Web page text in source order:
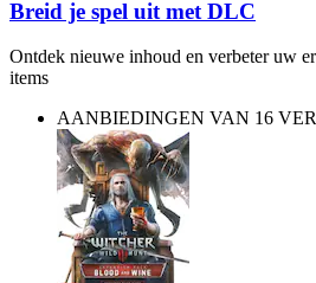
Breid je spel uit met DLC
Ontdek nieuwe inhoud en verbeter uw
items
AANBIEDINGEN VAN 16